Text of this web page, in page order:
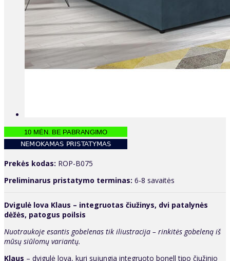
Prekės kodas: ROP-B075
Preliminarus pristatymo terminas: 6-8 savaitės
Dvigulė lova Klaus – integruotas čiužinys, dvi patalynės
dėžės, patogus poilsis
Nuotraukoje esantis gobelenas tik iliustracija – rinkitės gobeleną iš
mūsų siūlomų variantų.
Klaus – dvigulė lova, kuri sujungia integruoto bonell tipo čiužinio